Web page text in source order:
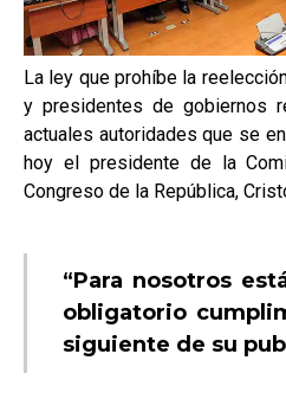
La ley que prohíbe la
y presidentes de gobiernos
actuales autoridades que se
hoy el presidente de la
Congreso de la República,
“Para nosotros
obligatorio
siguiente de su